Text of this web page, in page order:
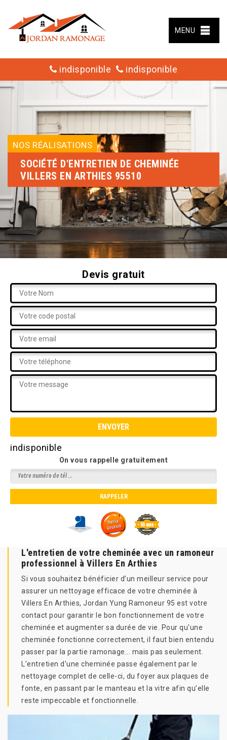
MENU
indisponible indisponible
NOS RÉALISATIONS
SOCIÉTÉ D'ENTRETIEN DE CHEMINÉE
VILLERS EN ARTHIES 95510
Devis gratuit
indisponible
On vous rappelle gratuitement
L'entretien de votre cheminée avec un ramoneur
professionnel à Villers En Arthies
Si vous souhaitez bénéficier d’un meilleur service pour
assurer un nettoyage efficace de votre cheminée à
Villers En Arthies, Jordan Yung Ramoneur 95 est votre
contact pour garantir le bon fonctionnement de votre
cheminée et augmenter sa durée de vie. Pour qu'une
cheminée fonctionne correctement, il faut bien entendu
passer par la partie ramonage... mais pas seulement.
L'entretien d'une cheminée passe également par le
nettoyage complet de celle-ci, du foyer aux plaques de
fonte, en passant par le manteau et la vitre afin qu’elle
reste impeccable et fonctionnelle.